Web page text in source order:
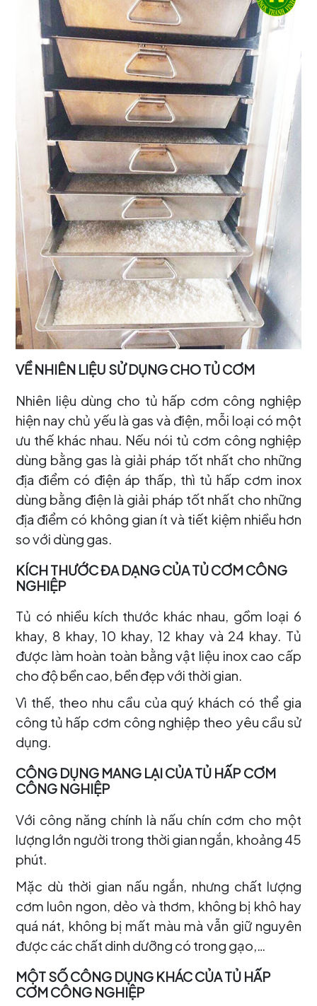
VỀ NHIÊN LIỆU SỬ DỤNG CHO TỦ CƠM
Nhiên liệu dùng cho tủ hấp cơm công nghiệp
hiện nay chủ yếu là gas và điện, mỗi loại có một
ưu thế khác nhau. Nếu nói tủ cơm công nghiệp
dùng bằng gas là giải pháp tốt nhất cho những
địa điểm có điện áp thấp, thì tủ hấp cơm inox
dùng bằng điện là giải pháp tốt nhất cho những
địa điểm có không gian ít và tiết kiệm nhiều hơn
so với dùng gas.
KÍCH THƯỚC ĐA DẠNG CỦA TỦ CƠM CÔNG
NGHIỆP
Tủ có nhiều kích thước khác nhau, gồm loại 6
khay, 8 khay, 10 khay, 12 khay và 24 khay. Tủ
được làm hoàn toàn bằng vật liệu inox cao cấp
cho độ bền cao, bền đẹp với thời gian.
Vì thế, theo nhu cầu của quý khách có thể gia
công tủ hấp cơm công nghiệp theo yêu cầu sử
dụng.
CÔNG DỤNG MANG LẠI CỦA TỦ HẤP CƠM
CÔNG NGHIỆP
Với công năng chính là nấu chín cơm cho một
lượng lớn người trong thời gian ngắn, khoảng 45
phút.
Mặc dù thời gian nấu ngắn, nhưng chất lượng
cơm luôn ngon, dẻo và thơm, không bị khô hay
quá nát, không bị mất màu mà vẫn giữ nguyên
được các chất dinh dưỡng có trong gạo,…
MỘT SỐ CÔNG DỤNG KHÁC CỦA TỦ HẤP
CƠM CÔNG NGHIỆP